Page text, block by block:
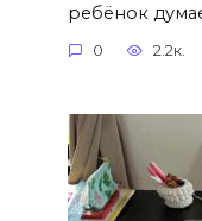
ребёнок
0 2.2к.